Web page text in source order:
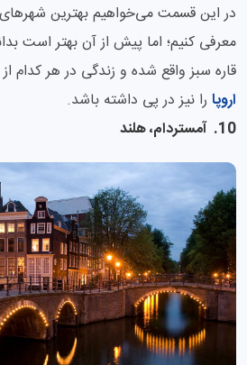
در این قسمت می‌خواهیم بهترین شهرهای
معرفی کنیم؛ اما پیش از آن بهتر است
قاره سبز واقع شده و زندگی در هر کدام
اروپا را نیز در پی داشته باشد.
10. آمستردام، هلند